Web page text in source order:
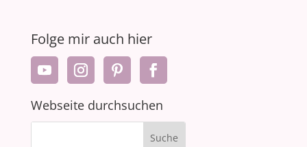
Folge mir auch hier
Webseite durchsuchen